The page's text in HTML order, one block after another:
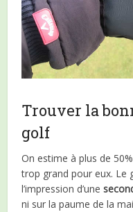
Trouver la
golf
On estime à plus de
trop grand pour eux. Le
l’impression d’une
ni sur la paume de la